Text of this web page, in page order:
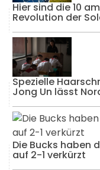
Hier sind die 10
Revolution der
Spezielle
Jong Un lässt
Die Bucks haben
auf 2-1 verkürzt